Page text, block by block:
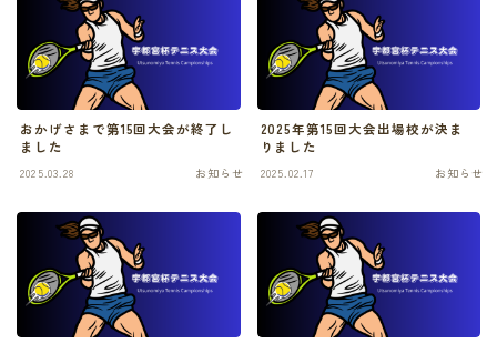
おかげさまで第15回大会が終了し
ました
2025.03.28 お知らせ
2025年第15回大会出場校が決ま
りました
2025.02.17 お知らせ